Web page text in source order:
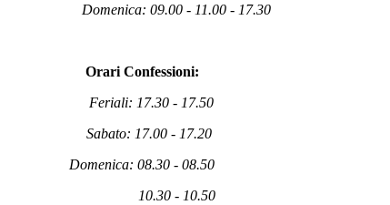
Domenica: 09.00 - 11.00 - 17.30
Orari Confessioni:
Feriali: 17.30 - 17.50
Sabato: 17.00 - 17.20
Domenica: 08.30 - 08.50
10.30 - 10.50